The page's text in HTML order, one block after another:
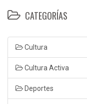
CATEGORÍAS
Cultura
Cultura Activa
Deportes